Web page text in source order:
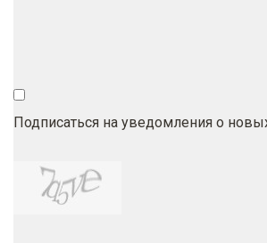
Подписаться на уведомления о